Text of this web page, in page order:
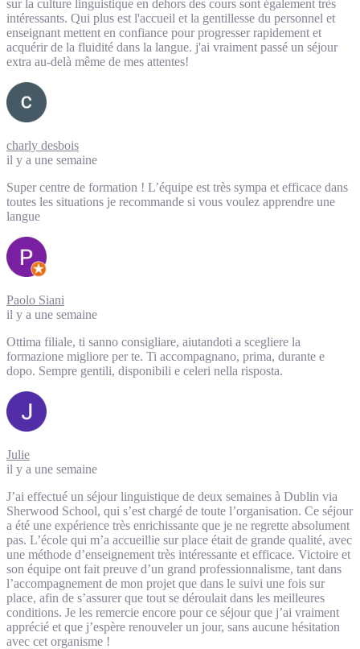
sur la culture linguistique en dehors des cours sont également très
intéressants. Qui plus est l'accueil et la gentillesse du personnel et
enseignant mettent en confiance pour progresser rapidement et
acquérir de la fluidité dans la langue. j'ai vraiment passé un séjour
extra au-delà même de mes attentes!
charly desbois
il y a une semaine
Super centre de formation ! L’équipe est très sympa et efficace dans
toutes les situations je recommande si vous voulez apprendre une
langue
Paolo Siani
il y a une semaine
Ottima filiale, ti sanno consigliare, aiutandoti a scegliere la
formazione migliore per te. Ti accompagnano, prima, durante e
dopo. Sempre gentili, disponibili e celeri nella risposta.
Julie
il y a une semaine
J’ai effectué un séjour linguistique de deux semaines à Dublin via
Sherwood School, qui s’est chargé de toute l’organisation. Ce séjour
a été une expérience très enrichissante que je ne regrette absolument
pas. L’école qui m’a accueillie sur place était de grande qualité, avec
une méthode d’enseignement très intéressante et efficace. Victoire et
son équipe ont fait preuve d’un grand professionnalisme, tant dans
l’accompagnement de mon projet que dans le suivi une fois sur
place, afin de s’assurer que tout se déroulait dans les meilleures
conditions. Je les remercie encore pour ce séjour que j’ai vraiment
apprécié et que j’espère renouveler un jour, sans aucune hésitation
avec cet organisme !